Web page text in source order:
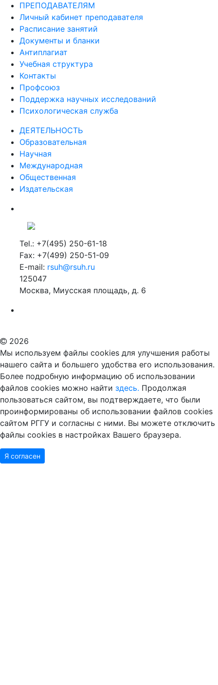
ПРЕПОДАВАТЕЛЯМ
Личный кабинет преподавателя
Расписание занятий
Документы и бланки
Антиплагиат
Учебная структура
Контакты
Профсоюз
Поддержка научных исследований
Психологическая служба
ДЕЯТЕЛЬНОСТЬ
Образовательная
Научная
Международная
Общественная
Издательская
Tel.: +7(495) 250-61-18
Fax: +7(499) 250-51-09
E-mail: rsuh@rsuh.ru
125047
Москва, Миусская площадь, д. 6
2026
Мы используем файлы cookies для улучшения работы
нашего сайта и большего удобства его использования.
Более подробную информацию об использовании
файлов cookies можно найти здесь. Продолжая
пользоваться сайтом, вы подтверждаете, что были
проинформированы об использовании файлов cookies
сайтом РГГУ и согласны с ними. Вы можете отключить
файлы cookies в настройках Вашего браузера.
Я согласен